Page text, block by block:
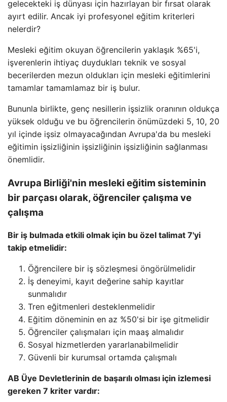
gelecekteki iş dünyası için hazırlayan bir fırsat olarak
ayırt edilir. Ancak iyi profesyonel eğitim kriterleri
nelerdir?
Mesleki eğitim okuyan öğrencilerin yaklaşık %65'i,
işverenlerin ihtiyaç duydukları teknik ve sosyal
becerilerden mezun oldukları için mesleki eğitimlerini
tamamlar tamamlamaz bir iş bulur.
Bununla birlikte, genç nesillerin işsizlik oranının oldukça
yüksek olduğu ve bu öğrencilerin önümüzdeki 5, 10, 20
yıl içinde işsiz olmayacağından Avrupa'da bu mesleki
eğitimin işsizliğinin işsizliğinin işsizliğinin sağlanması
önemlidir.
Avrupa Birliği'nin mesleki eğitim sisteminin
bir parçası olarak, öğrenciler çalışma ve
çalışma
Bir iş bulmada etkili olmak için bu özel talimat 7'yi
takip etmelidir:
Öğrencilere bir iş sözleşmesi öngörülmelidir
İş deneyimi, kayıt değerine sahip kayıtlar
sunmalıdır
Tren eğitmenleri desteklenmelidir
Eğitim döneminin en az %50'si bir işe gitmelidir
Öğrenciler çalışmaları için maaş almalıdır
Sosyal hizmetlerden yararlanabilmelidir
Güvenli bir kurumsal ortamda çalışmalı
AB Üye Devletlerinin de başarılı olması için izlemesi
gereken 7 kriter vardır: